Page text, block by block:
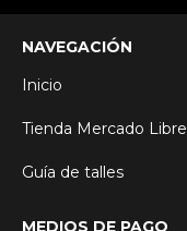
NAVEGACIÓN
Inicio
Tienda Mercado Libre
Guía de talles
MEDIOS DE PAGO